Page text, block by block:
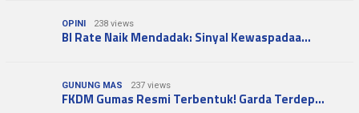
OPINI 238 views
BI Rate Naik Mendadak: Sinyal Kewaspadaa…
GUNUNG MAS 237 views
FKDM Gumas Resmi Terbentuk! Garda Terdep…